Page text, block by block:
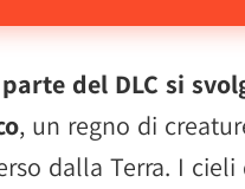
del DLC si
, un regno di
dalla Terra. I